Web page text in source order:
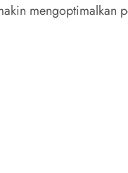
mengoptimalkan